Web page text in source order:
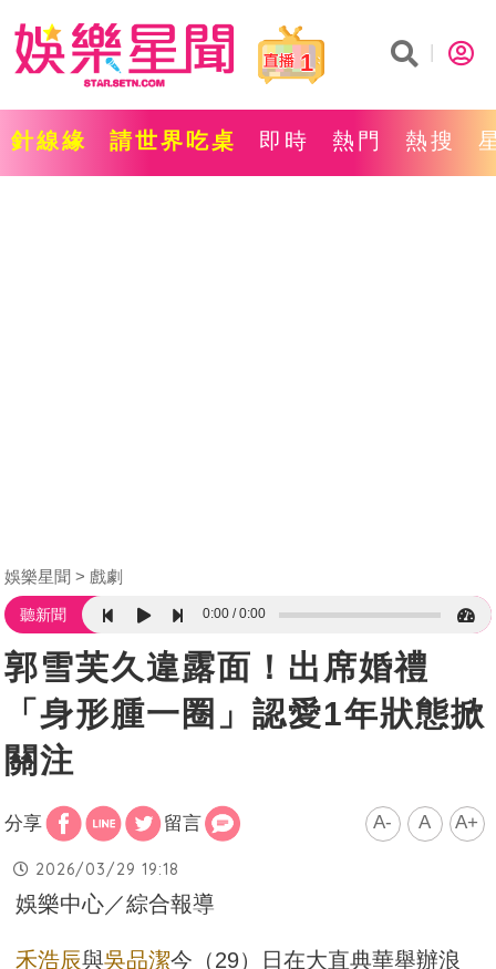
1
針線緣 請世界吃桌 即時 熱門 熱搜
娛樂星聞 戲劇
聽新聞 0:00 0:00
郭雪芙久違露面！出席婚禮
「身形腫一圈」認愛1年狀態掀
關注
分享 留言 A- A A+
2026/03/29 19:18
娛樂中心／綜合報導
禾浩辰與吳品潔今（29）日在大直典華舉辦浪